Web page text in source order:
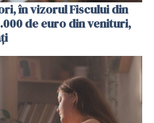
în vizorul Fiscului din
de euro din venituri,